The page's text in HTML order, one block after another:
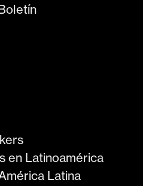
en Latinoamérica
Latina